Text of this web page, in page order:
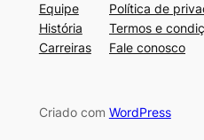
Equipe
História
Carreiras
Política de
Termos e
Fale conosco
Criado com WordPress